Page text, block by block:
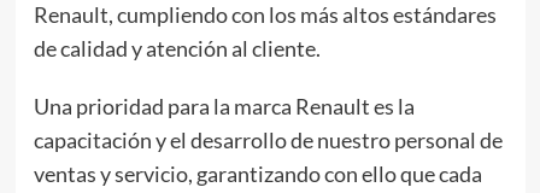
Renault, cumpliendo con los más altos estándares
de calidad y atención al cliente.
Una prioridad para la marca Renault es la
capacitación y el desarrollo de nuestro personal de
ventas y servicio, garantizando con ello que cada